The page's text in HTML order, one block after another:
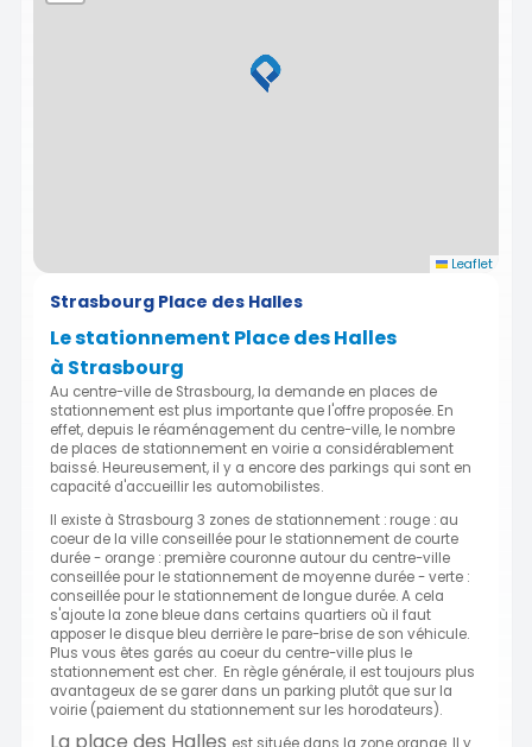
Leaflet
Strasbourg Place des Halles
Le stationnement Place des Halles
à Strasbourg
Au centre-ville de Strasbourg, la demande en places de
stationnement est plus importante que l'offre proposée. En
effet, depuis le réaménagement du centre-ville, le nombre
de places de stationnement en voirie a considérablement
baissé. Heureusement, il y a encore des parkings qui sont en
capacité d'accueillir les automobilistes.
Il existe à Strasbourg 3 zones de stationnement : rouge : au
coeur de la ville conseillée pour le stationnement de courte
durée - orange : première couronne autour du centre-ville
conseillée pour le stationnement de moyenne durée - verte :
conseillée pour le stationnement de longue durée. A cela
s'ajoute la zone bleue dans certains quartiers où il faut
apposer le disque bleu derrière le pare-brise de son véhicule.
Plus vous êtes garés au coeur du centre-ville plus le
stationnement est cher. En règle générale, il est toujours plus
avantageux de se garer dans un parking plutôt que sur la
voirie (paiement du stationnement sur les horodateurs).